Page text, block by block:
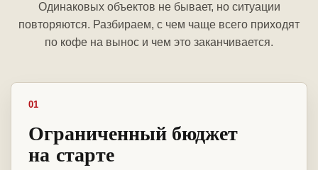
Одинаковых объектов не бывает, но ситуации
повторяются. Разбираем, с чем чаще всего приходят
по кофе на вынос и чем это заканчивается.
01
Ограниченный бюджет
на старте